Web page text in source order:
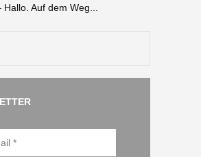
Hallo. Auf dem Weg...